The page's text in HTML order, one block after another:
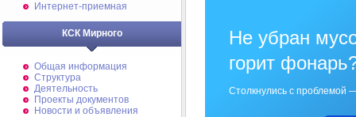
Интернет-приемная
КСК Мирного
Общая информация
Структура
Деятельность
Проекты документов
Новости и объявления
Не убран
горит
Столкнулись с проблемой